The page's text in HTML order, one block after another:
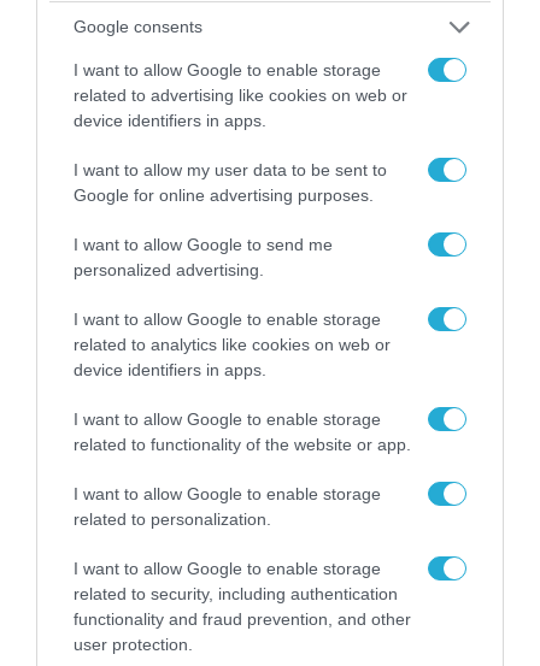
Google consents
I want to allow Google to enable storage
related to advertising like cookies on web or
device identifiers in apps.
I want to allow my user data to be sent to
Google for online advertising purposes.
I want to allow Google to send me
personalized advertising.
I want to allow Google to enable storage
related to analytics like cookies on web or
device identifiers in apps.
I want to allow Google to enable storage
related to functionality of the website or app.
I want to allow Google to enable storage
related to personalization.
I want to allow Google to enable storage
related to security, including authentication
functionality and fraud prevention, and other
user protection.
Αττικής (φωτο)
04.08.2026 | 15:02
υπουργό Ι.Βαρβιτσιώτη (φωτο)